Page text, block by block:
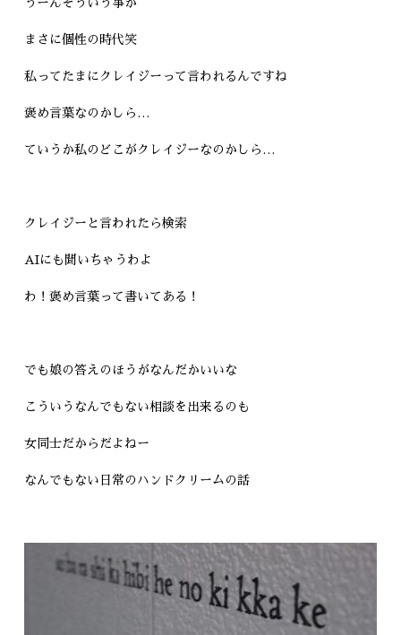
まさに個性の時代笑
私ってたまにクレイジーって言われるんですね
褒め言葉なのかしら…
ていうか私のどこがクレイジーなのかしら…
クレイジーと言われたら検索
AIにも聞いちゃうわよ
わ！褒め言葉って書いてある！
でも娘の答えのほうがなんだかいいな
こういうなんでもない相談を出来るのも
女同士だからだよねー
なんでもない日常のハンドクリームの話